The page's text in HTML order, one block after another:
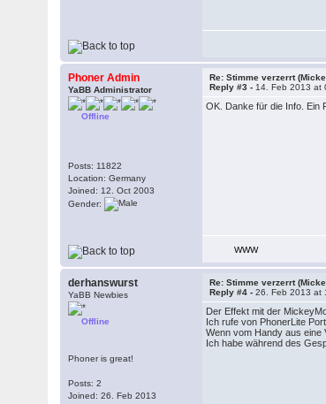
Phoner Admin
YaBB Administrator
Offline
Posts: 11822
Location: Germany
Joined: 12. Oct 2003
Gender:
Re: Stimme verzerrt
Reply #3 - 14. Feb 2013 at
OK. Danke für die Info. Ein
WWW
derhanswurst
YaBB Newbies
Offline
Phoner is great!
Posts: 2
Joined: 26. Feb 2013
Re: Stimme verzerrt
Reply #4 -26. Feb 2013 at
Der Effekt mit der
Ich rufe von PhonerLite
Wenn vom Handy aus eine
Ich habe während des